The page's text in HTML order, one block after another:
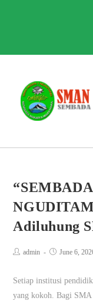
Adiluhung
admin June 6,
Setiap institusi
yang kokoh. Bagi